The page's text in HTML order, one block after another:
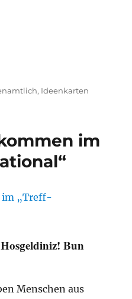
, Ideenkarten
im
Bun
Menschen aus